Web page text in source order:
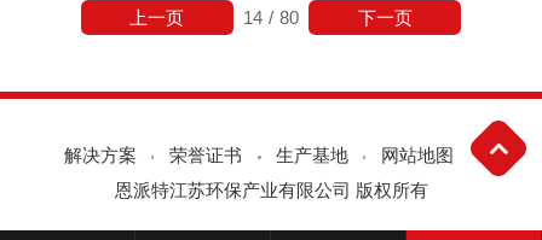
14 / 80
上一页 下一页
解决方案 荣誉证书 生产基地
网站地图
恩派特江苏环保产业有限公司 版权所有